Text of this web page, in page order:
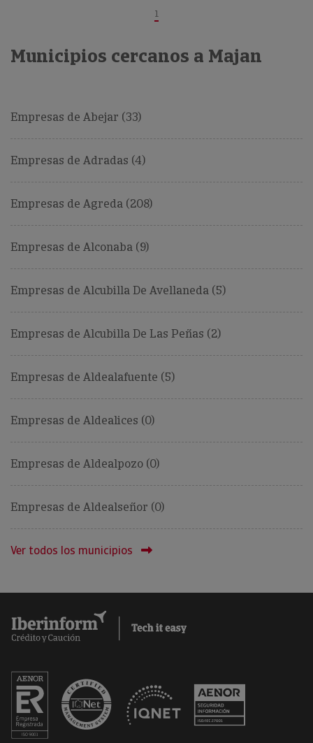
1
Municipios cercanos a Majan
Empresas de Abejar (33)
Empresas de Adradas (4)
Empresas de Agreda (208)
Empresas de Alconaba (9)
Empresas de Alcubilla De Avellaneda (5)
Empresas de Alcubilla De Las Peñas (2)
Empresas de Aldealafuente (5)
Empresas de Aldealices (0)
Empresas de Aldealpozo (0)
Empresas de Aldealseñor (0)
Ver todos los municipios